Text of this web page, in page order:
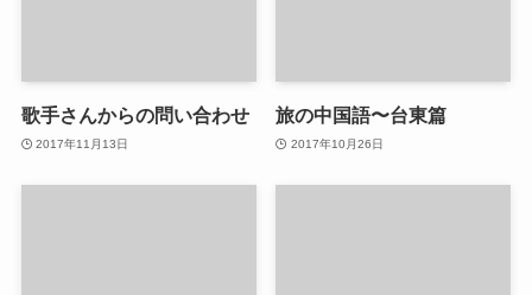
歌手さんからの問い合わせ
2017年11月13日
旅の中国語〜台東篇
2017年10月26日